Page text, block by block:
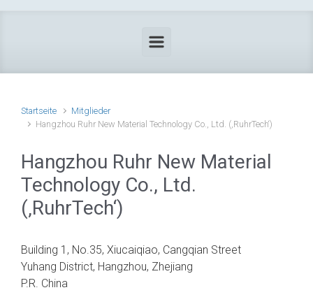
Startseite
Mitglieder
Hangzhou Ruhr New Material Technology Co., Ltd. (‚RuhrTech‘)
Hangzhou Ruhr New Material
Technology Co., Ltd.
(‚RuhrTech‘)
Building 1, No.35, Xiucaiqiao, Cangqian Street
Yuhang District, Hangzhou, Zhejiang
P.R. China